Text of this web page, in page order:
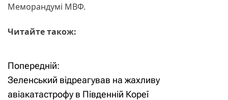
Меморандумі МВФ.
Читайте також:
Н
а
Попередній:
Зеленський відреагував на жахливу
авіакатастрофу в Південній Кореї